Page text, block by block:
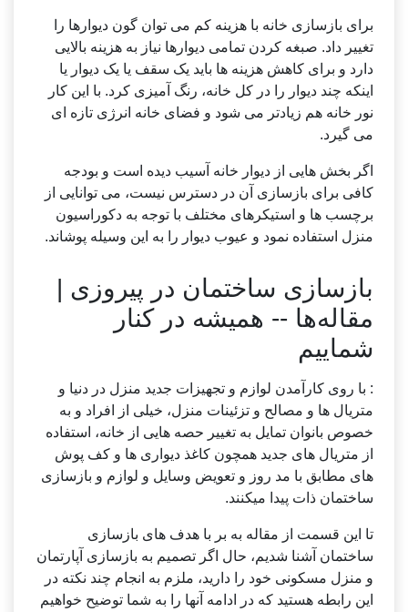
برای بازسازی خانه با هزینه کم می توان گون دیوارها را
تغییر داد. صبغه کردن تمامی دیوارها نیاز به هزینه بالایی
دارد و برای کاهش هزینه ها باید یک سقف یا یک دیوار یا
اینکه چند دیوار را در کل خانه، رنگ آمیزی کرد. با این کار
نور خانه هم زیادتر می شود و فضای خانه انرژی تازه ای
می گیرد.
اگر بخش هایی از دیوار خانه آسیب دیده است و بودجه
کافی برای بازسازی آن در دسترس نیست، می توانایی از
برچسب ها و استیکرهای مختلف با توجه به دکوراسیون
منزل استفاده نمود و عیوب دیوار را به این وسیله پوشاند.
بازسازی ساختمان در پیروزی |
مقاله‌ها -- همیشه در کنار
شماییم
: با روی کارآمدن لوازم و تجهیزات جدید منزل در دنیا و
متریال ها و مصالح و تزئینات منزل، خیلی از افراد و به
خصوص بانوان تمایل به تغییر حصه هایی از خانه، استفاده
از متریال های جدید همچون کاغذ دیواری ها و کف پوش
های مطابق با مد روز و تعویض وسایل و لوازم و بازسازی
ساختمان ذات پیدا میکنند.
تا این قسمت از مقاله به بر با هدف های بازسازی
ساختمان آشنا شدیم، حال اگر تصمیم به بازسازی آپارتمان
و منزل مسکونی خود را دارید، ملزم به انجام چند نکته در
این رابطه هستید که در ادامه آنها را به شما توضیح خواهیم